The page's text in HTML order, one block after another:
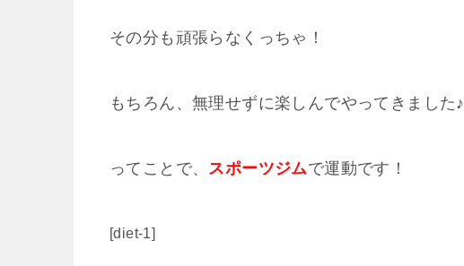
その分も頑張らなくっちゃ！
もちろん、無理せずに楽しんでやってきました♪
ってことで、 スポーツジムで運動です！
[diet-1]